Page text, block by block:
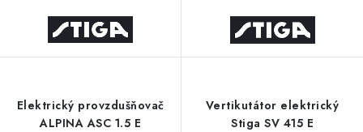
Elektrický provzdušňovač
ALPINA ASC 1.5 E
Vertikutátor elektrický
Stiga SV 415 E